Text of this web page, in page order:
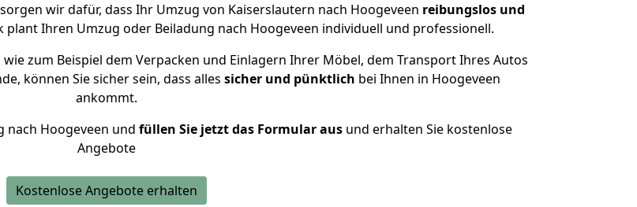
wir dafür, dass Ihr Umzug von Kaiserslautern nach Hoogeveen reibungslos und
plant Ihren Umzug oder Beiladung nach Hoogeveen individuell und professionell.
wie zum Beispiel dem Verpacken und Einlagern Ihrer Möbel, dem Transport Ihres Autos
können Sie sicher sein, dass alles sicher und pünktlich bei Ihnen in Hoogeveen
ankommt.
nach Hoogeveen und füllen Sie jetzt das Formular ausund erhalten Sie kostenlose
Angebote
Kostenlose Angebote erhalten